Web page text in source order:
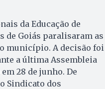
da Educação de
de Goiás paralisaram as
município. A decisão foi
a última Assembleia
28 de junho. De
Sindicato dos